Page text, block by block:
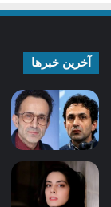
آخرین خبرها